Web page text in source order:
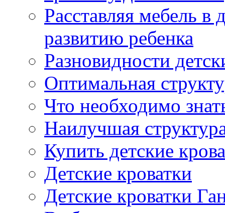
Расставляя мебель в
развитию ребенка
Разновидности
Оптимальная
Что необходимо
Наилучшая
Купить детские
Детские кроватки
Детские кроватки